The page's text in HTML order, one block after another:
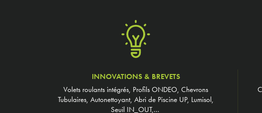
INNOVATIONS & BREVETS
Volets roulants intégrés, Profils ONDEO, Chevrons
Tubulaires, Autonettoyant, Abri de Piscine UP, Lumisol,
Seuil IN_OUT,…